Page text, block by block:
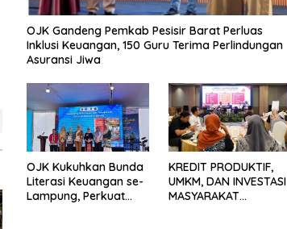
OJK Gandeng Pemkab Pesisir Barat Perluas
Inklusi Keuangan, 150 Guru Terima Perlindungan
Asuransi Jiwa
OJK Kukuhkan Bunda
Literasi Keuangan se-
Lampung, Perkuat
KREDIT PRODUKTIF,
UMKM, DAN INVESTASI
MASYARAKAT